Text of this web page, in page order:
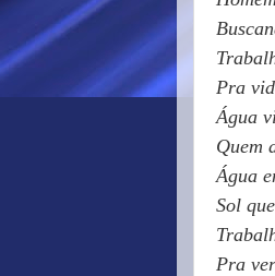
Pra
Água
Quem
Água
Sol
Pra